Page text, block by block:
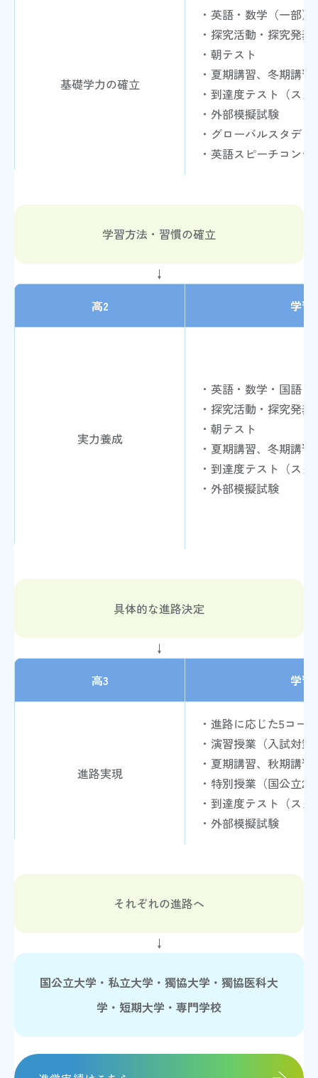
基礎学力の確立
・英語・数学（一部
・探究活動・探究発表
・朝テスト
・夏期講習、冬期講
・到達度テスト（ス
・外部模擬試験
・グローバルスタデ
・英語スピーチコンテ
学習方法・習慣の確立
↓
高2
学習
実力養成
・英語・数学・国語
・探究活動・探究発表
・朝テスト
・夏期講習、冬期講
・到達度テスト（ス
・外部模擬試験
具体的な進路決定
↓
高3
学習
進路実現
・進路に応じた5コー
・演習授業（入試対策
・夏期講習、秋期講
・特別授業（国公立2
・到達度テスト（ス
・外部模擬試験
それぞれの進路へ
↓
国公立大学・私立大学・獨協大学・獨協医科大
学・短期大学・専門学校